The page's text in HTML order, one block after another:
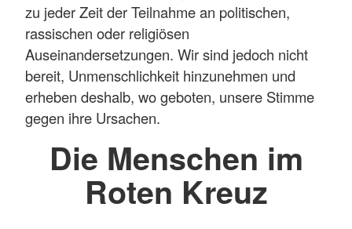
zu jeder Zeit der Teilnahme an politischen,
rassischen oder religiösen
Auseinandersetzungen. Wir sind jedoch nicht
bereit, Unmenschlichkeit hinzunehmen und
erheben deshalb, wo geboten, unsere Stimme
gegen ihre Ursachen.
Die Menschen im
Roten Kreuz